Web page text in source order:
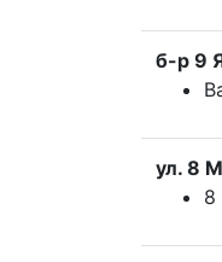
б-р 9
ул. 8
8